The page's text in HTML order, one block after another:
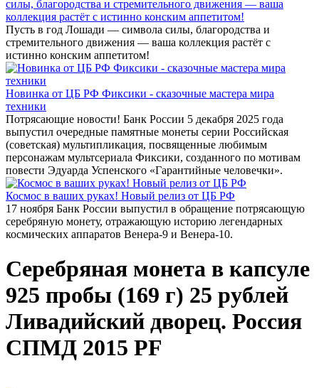
силы, благородства и стремительного движения — ваша
коллекция растёт с истинно конским аппетитом!
Пусть в год Лошади — символа силы, благородства и
стремительного движения — ваша коллекция растёт с
истинно конским аппетитом!
Новинка от ЦБ РФ Фиксики - сказочные мастера мира
техники
Потрясающие новости! Банк России 5 декабря 2025 года
выпустил очередные памятные монеты серии Российская
(советская) мультипликация, посвященные любимым
персонажам мультсериала Фиксики, созданного по мотивам
повести Эдуарда Успенского «Гарантийные человечки».
Космос в ваших руках! Новый релиз от ЦБ РФ
17 ноября Банк России выпустил в обращение потрясающую
серебряную монету, отражающую историю легендарных
космических аппаратов Венера-9 и Венера-10.
Серебряная монета в капсуле
925 пробы (169 г) 25 рублей
Ливадийский дворец. Россия
СПМД 2015 PF